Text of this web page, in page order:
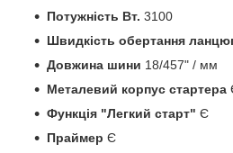
Потужність Вт. 3100
Швидкість обертання
Довжина шини 18/457" / мм
Металевий корпус стартера
Функція "Легкий старт" Є
Праймер Є